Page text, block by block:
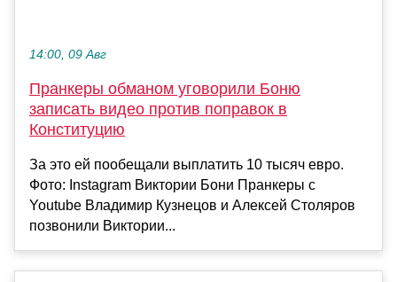
14:00, 09 Авг
Пранкеры обманом уговорили Боню
записать видео против поправок в
Конституцию
За это ей пообещали выплатить 10 тысяч евро.
Фото: Instagram Виктории Бони Пранкеры с
Youtube Владимир Кузнецов и Алексей Столяров
позвонили Виктории...